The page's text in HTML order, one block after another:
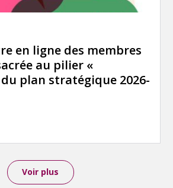
en ligne des membres
au pilier «
du plan stratégique 2026-
Voir plus